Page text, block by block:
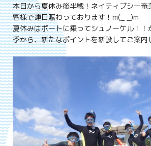
本日から夏休み後半戦！ネイティブシー
客様で連日賑わっております！m(_ _)m
夏休みはボートに乗ってシュノーケル！
季から、新たなポイントを新設してご案内